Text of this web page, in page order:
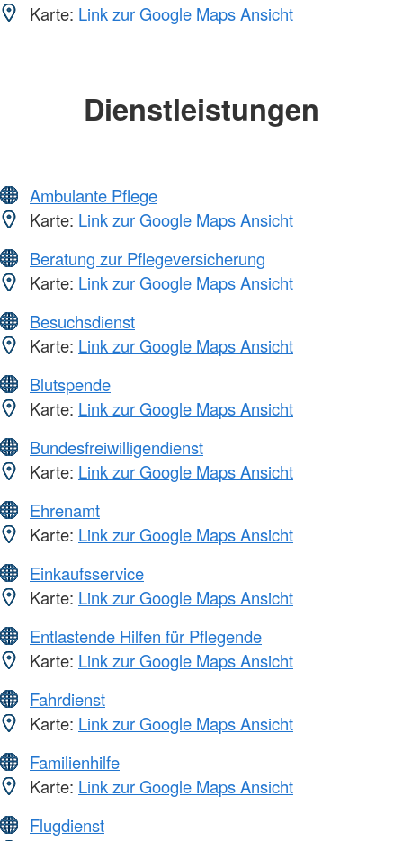
Karte: Link zur Google Maps Ansicht
Dienstleistungen
Ambulante Pflege
Karte: Link zur Google Maps Ansicht
Beratung zur Pflegeversicherung
Karte: Link zur Google Maps Ansicht
Besuchsdienst
Karte: Link zur Google Maps Ansicht
Blutspende
Karte: Link zur Google Maps Ansicht
Bundesfreiwilligendienst
Karte: Link zur Google Maps Ansicht
Ehrenamt
Karte: Link zur Google Maps Ansicht
Einkaufsservice
Karte: Link zur Google Maps Ansicht
Entlastende Hilfen für Pflegende
Karte: Link zur Google Maps Ansicht
Fahrdienst
Karte: Link zur Google Maps Ansicht
Familienhilfe
Karte: Link zur Google Maps Ansicht
Flugdienst